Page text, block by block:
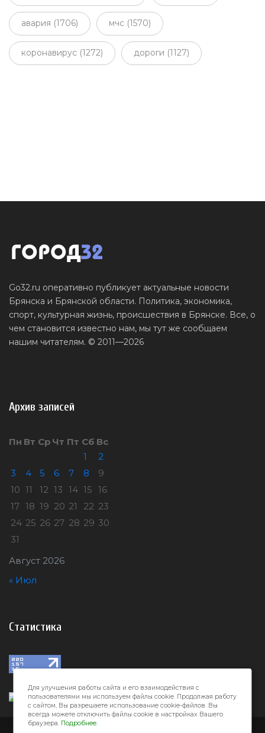
авария (1706) мчс (1570)
коронавирус (1272) дороги (1127)
Go32.ru оперативно публикует актуальные новости
Брянска и Брянской области. Политика, экономика,
спорт, культурная жизнь, происшествия в Брянске. Все, о
чем становится известно нам, мы тут же сообщаем
нашим читателям. © 2011—2026
Архив записей
Август 2026
Пн Вт Ср Чт Пт Сб Вс
1
2
3
4 5 6 7 8
9
10 11 12 13 14 15 16
17 18 19 20 21 22 23
24 25 26 27 28 29 30
31
« Июл
Статистика
Для улучшения работы сайта и его взаимодействия с
пользователями мы используем файлы cookie. Продолжая работу
с сайтом, Вы разрешаете использование cookie-файлов. Вы
всегда можете отключить файлы cookie в настройках Вашего
браузера. Подробнее.